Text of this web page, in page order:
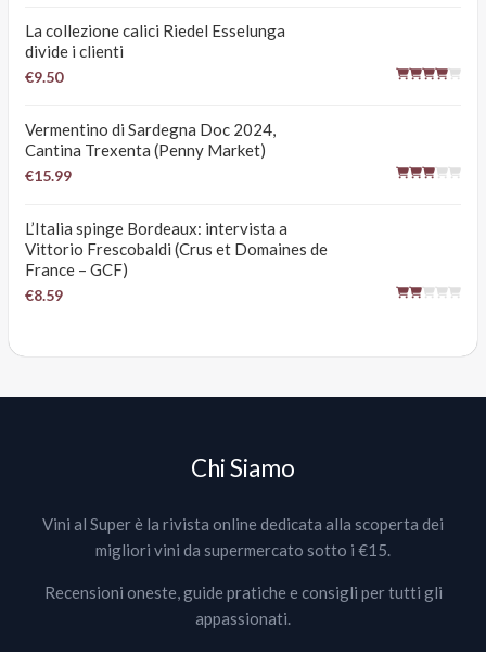
La collezione calici Riedel Esselunga
divide i clienti
€9.50
Vermentino di Sardegna Doc 2024,
Cantina Trexenta (Penny Market)
€15.99
L’Italia spinge Bordeaux: intervista a
Vittorio Frescobaldi (Crus et Domaines de
France – GCF)
€8.59
Chi Siamo
Vini al Super è la rivista online dedicata alla scoperta dei
migliori vini da supermercato sotto i €15.
Recensioni oneste, guide pratiche e consigli per tutti gli
appassionati.